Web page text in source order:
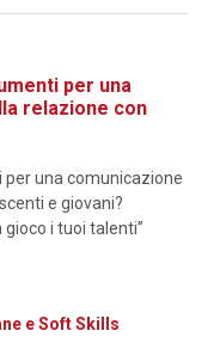
per una
relazione con
per una comunicazione
e giovani?
i tuoi talenti”
e Soft Skills